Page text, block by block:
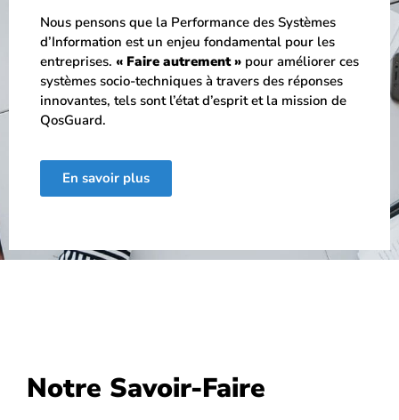
Nous pensons que la Performance des Systèmes
d’Information est un enjeu fondamental pour les
entreprises. « Faire autrement » pour améliorer ces
systèmes socio-techniques à travers des réponses
innovantes, tels sont l’état d’esprit et la mission de
QosGuard.
En savoir plus
Notre Savoir-Faire